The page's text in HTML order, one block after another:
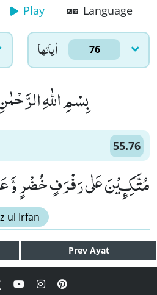
Play Language
اٰياتها 76
بِسْمِ اللّٰهِ
55.76
مُتَّكِـٕیْنَ عَلٰى رَفْرَفٍ خُضْرٍ وَّ
ul Irfan
Prev Ayat